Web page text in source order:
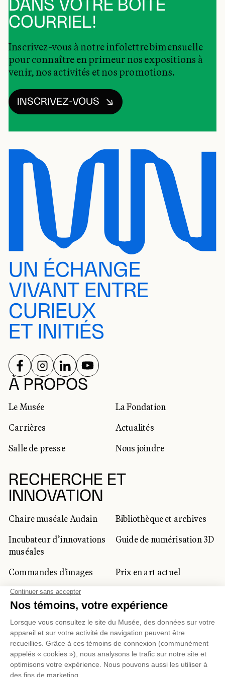
DANS VOTRE BOÎTE
COURRIEL!
Inscrivez-vous à notre infolettre bimensuelle
pour connaître en primeur nos expositions à
venir, nos activités et nos promotions.
INSCRIVEZ-VOUS
UN ÉCHANGE
VIVANT ENTRE
CURIEUX
ET INITIÉS
À PROPOS
Le Musée
La Fondation
Carrières
Actualités
Salle de presse
Nous joindre
RECHERCHE ET
INNOVATION
Chaire muséale Audain
Bibliothèque et archives
Incubateur d’innovations
muséales
Guide de numérisation 3D
Commandes d'images
Prix en art actuel
Prix Lynne-Cohen
CLIENTÈLE CORPORATIVE
ET PRIVÉE
Location d'espaces Activités corporatives
RÉSEAUX SOCIAUX
SUIVEZ-NOUS SUR
SUIVEZ-NOUS SUR
SUIVEZ-NOUS SUR
SUIVEZ-NOUS SUR